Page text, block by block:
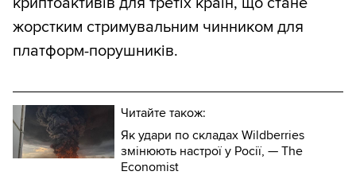
жорстким стримувальним чинником для
платформ-порушників.
Читайте також:
Як удари по складах Wildberries
змінюють настрої у Росії, — The
Economist